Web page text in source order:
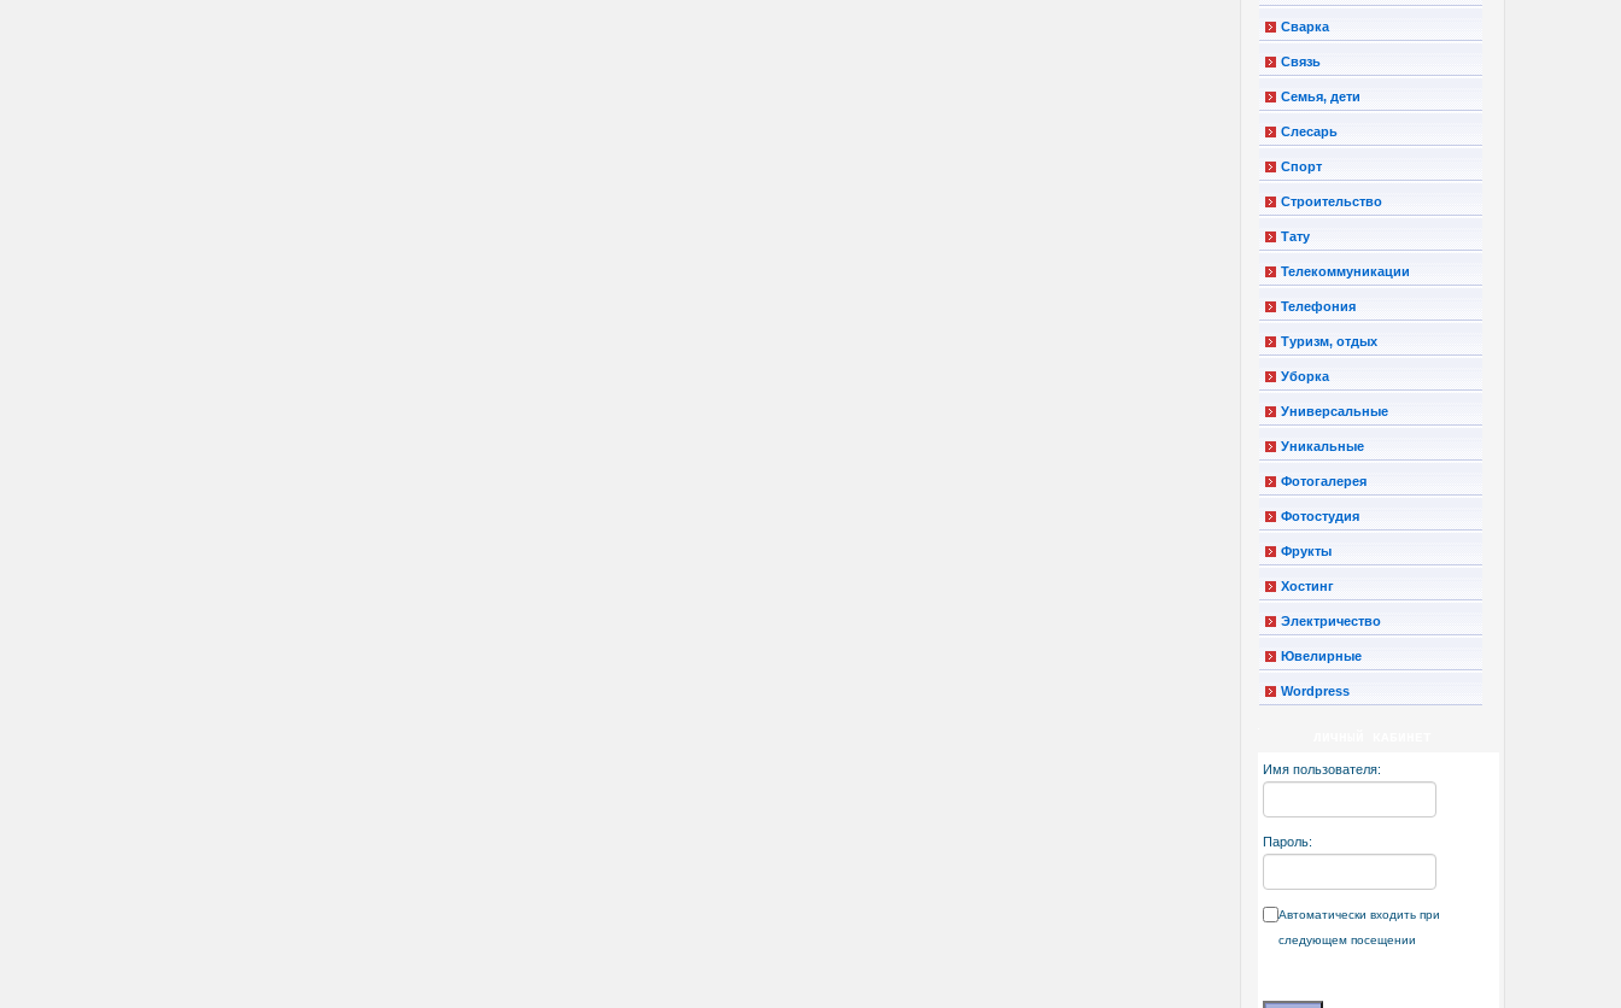
Сварка
Связь
Семья, дети
Слесарь
Спорт
Строительство
Тату
Телекоммуникации
Телефония
Туризм, отдых
Уборка
Универсальные
Уникальные
Фотогалерея
Фотостудия
Фрукты
Хостинг
Электричество
Ювелирные
Wordpress
Имя пользователя:
Пароль:
Автоматически входить при
следующем посещении